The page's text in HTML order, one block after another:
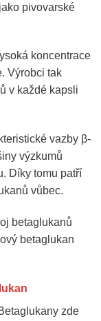
pivovarské
koncentrace
Výrobci tak
v každé kapsli
vazby β-
výzkumů
Díky tomu patří
vůbec.
betaglukanů
betaglukan
zde